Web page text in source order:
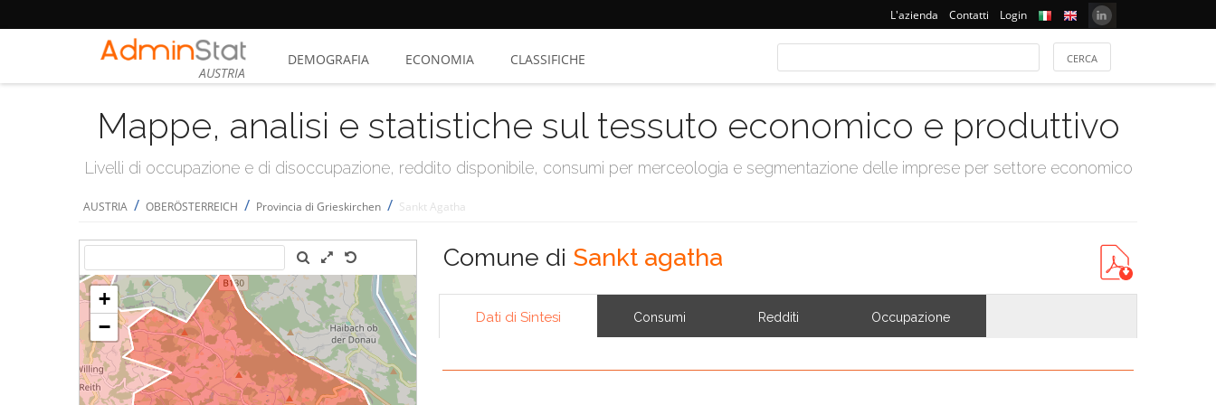
L'azienda Contatti Login
AUSTRIA
DEMOGRAFIA ECONOMIA CLASSIFICHE
Mappe, analisi e statistiche sul tessuto economico e produttivo
Livelli di occupazione e di disoccupazione, reddito disponibile, consumi per merceologia e segmentazione delle imprese per settore economico
AUSTRIA / OBERÖSTERREICH / Provincia di Grieskirchen / Sankt Agatha
Comune di Sankt agatha
Dati di Sintesi Consumi Redditi Occupazione